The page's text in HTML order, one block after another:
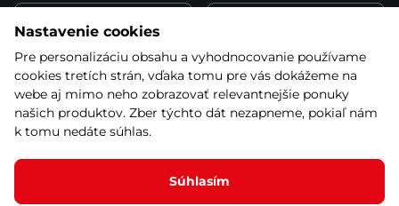
Spôsob platby
Montáž a servis Reklamácie a záruka
Kariéra
Nastavenie cookies
Pre personalizáciu obsahu a vyhodnocovanie používame
cookies tretích strán, vďaka tomu pre vás dokážeme na
webe aj mimo neho zobrazovať relevantnejšie ponuky
našich produktov. Zber týchto dát nezapneme, pokiaľ nám
k tomu nedáte súhlas.
Súhlasím